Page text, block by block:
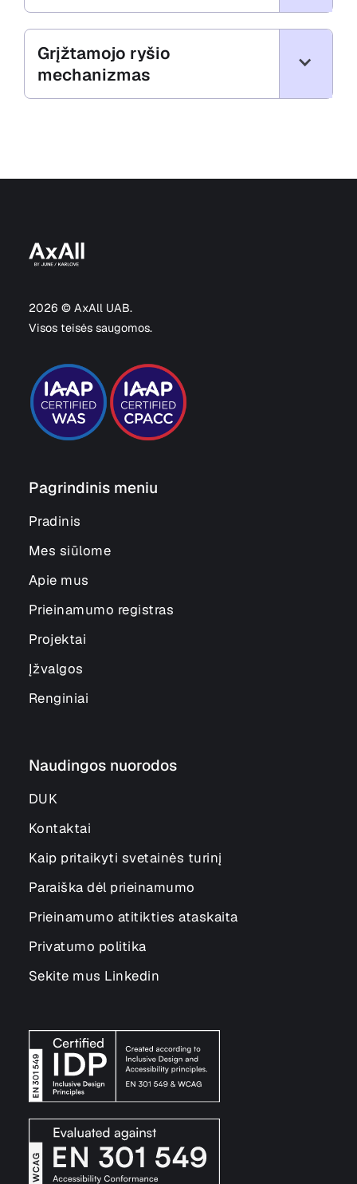
Grįžtamojo ryšio
mechanizmas
2026 © AxAll UAB.
Visos teisės saugomos.
Pagrindinis meniu
Pradinis
Mes siūlome
Apie mus
Prieinamumo registras
Projektai
Įžvalgos
Renginiai
Naudingos nuorodos
DUK
Kontaktai
Kaip pritaikyti svetainės turinį
Paraiška dėl prieinamumo
Prieinamumo atitikties ataskaita
Privatumo politika
Sekite mus Linkedin